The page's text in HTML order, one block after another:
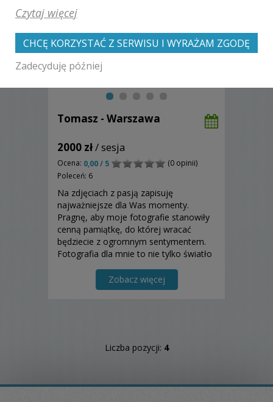
Tomasz - Warszawa
2000 zł/ sesja
Ocena: 0,00 / 5
(0 opinii)
Poleceń: 6
Na zdjęciach z pasją zapisuję
najważniejsze dla Was momenty.
Pragnę, aby moje fotografie stanowiły
cenną pamiątkę, do której wracać
będziecie z ogromnym sentymentem.
Fotografia dla mnie to nie tylko światło
emocje i czas, który często udaje sie
zatrzymać. Mój reportaż to seria
Zobacz więcej
Liczba pozycji: 4
Czytaj więcej
CHCĘ KORZYSTAĆ Z SERWISU I WYRAŻAM ZGODĘ
Zadecyduję później